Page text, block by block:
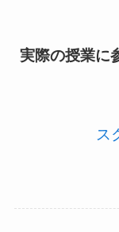
実際の授業に
ス